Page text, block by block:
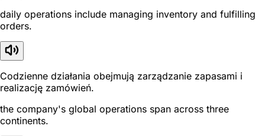
daily operations include managing inventory and fulfilling
orders.
Codzienne działania obejmują zarządzanie zapasami i
realizację zamówień.
the company's global operations span across three
continents.